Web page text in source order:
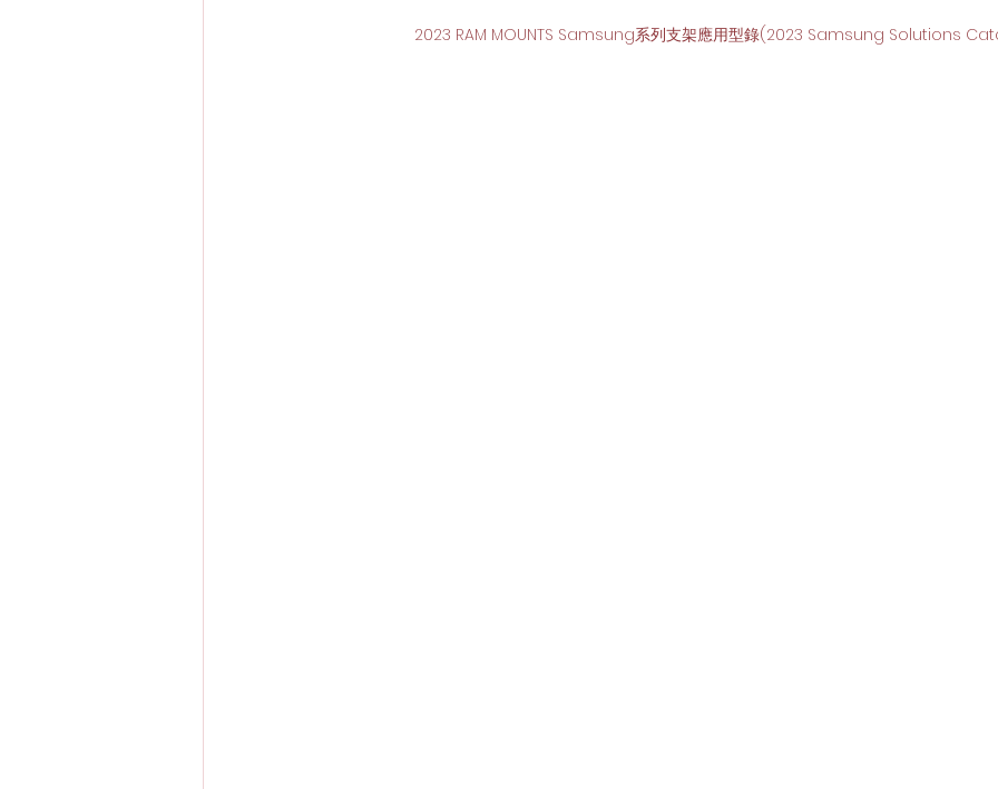
2023 RAM MOUNTS Samsung系列支架應用型錄(2023 Samsung Solutions